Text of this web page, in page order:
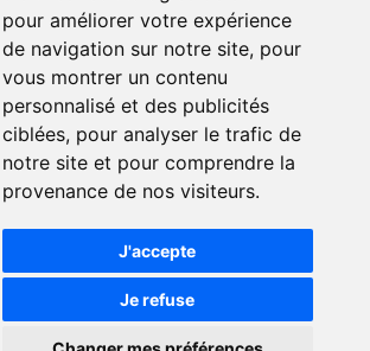
pour améliorer votre expérience
de navigation sur notre site, pour
vous montrer un contenu
personnalisé et des publicités
ciblées, pour analyser le trafic de
notre site et pour comprendre la
provenance de nos visiteurs.
J'accepte
Je refuse
annuaire des formations aux métiers de la
professionnel
coaching, techniques de recherche
culturel, une cvthèque de 86.000 CV
professionnels.
cabinet-recrutement